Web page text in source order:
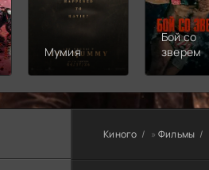
Мумия
Бой со
зверем
Киного » Фильмы